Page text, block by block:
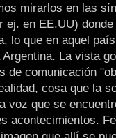
mirarlos en las
ej. en EE.UU)
lo que en aquel
La vista
de comunicación
cosa que la
voz que se
acontecimientos.